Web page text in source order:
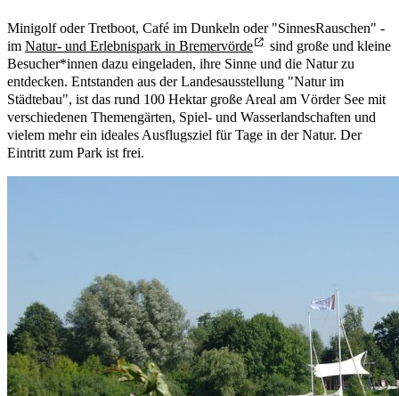
Minigolf oder Tretboot, Café im Dunkeln oder "SinnesRauschen" -
im Natur- und Erlebnispark in Bremervörde
sind große und kleine
Besucher*innen dazu eingeladen, ihre Sinne und die Natur zu
entdecken. Entstanden aus der Landesausstellung "Natur im
Städtebau", ist das rund 100 Hektar große Areal am Vörder See mit
verschiedenen Themengärten, Spiel- und Wasserlandschaften und
vielem mehr ein ideales Ausflugsziel für Tage in der Natur. Der
Eintritt zum Park ist frei.